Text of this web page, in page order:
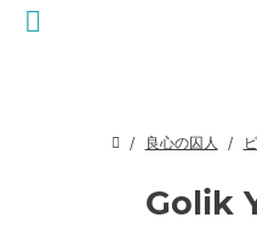
良心の囚人
Golik